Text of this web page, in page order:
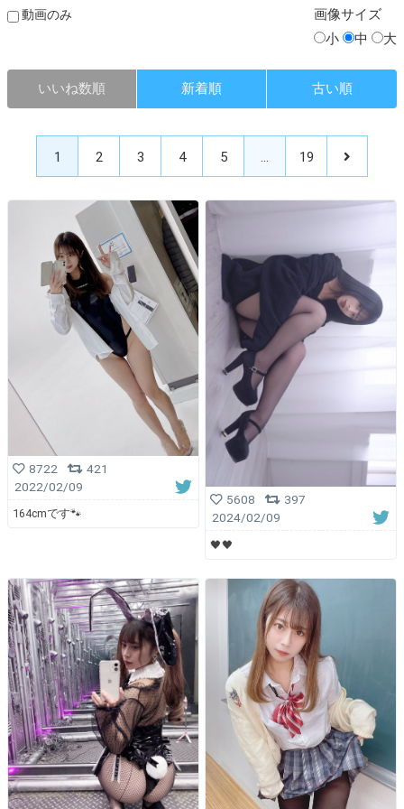
動画のみ 画像サイズ
小
中 大
いいね数順 新着順 古い順
1 2 3 4 5 … 19
8722
421
2022/02/09
164cmです🐾
5608
397
2024/02/09
🖤🖤